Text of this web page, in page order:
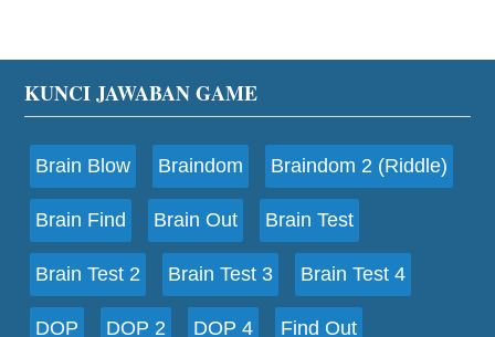
Footer
KUNCI JAWABAN GAME
Brain Blow Braindom Braindom 2 (Riddle)
Brain Find Brain Out Brain Test
Brain Test 2 Brain Test 3 Brain Test 4
DOP DOP 2 DOP 4 Find Out